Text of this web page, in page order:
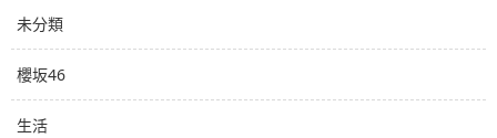
未分類
櫻坂46
生活